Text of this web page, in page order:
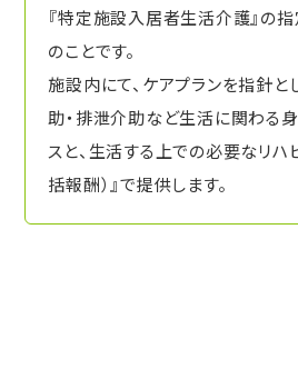
『特定施設入居者生活介護』の
のことです。
施設内にて、ケアプランを指針と
助・排泄介助など生活に関わる
スと、生活する上での必要なリハ
括報酬）』で提供します。